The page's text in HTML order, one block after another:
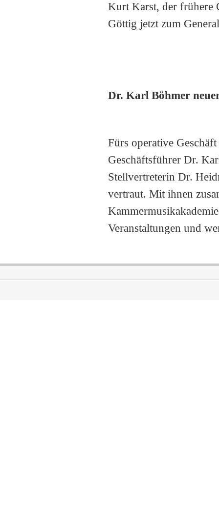
Kurt Karst, der frühere
Göttig jetzt zum
Dr. Karl Böhmer
Fürs operative
Geschäftsführer Dr.
Stellvertreterin Dr.
vertraut. Mit ihnen
Veranstaltungen und